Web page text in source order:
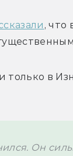
, что
только в
Он